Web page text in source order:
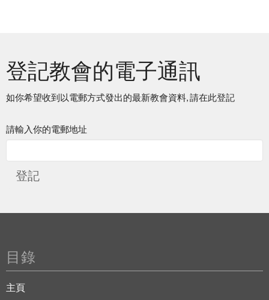
登記教會的電子通訊
如你希望收到以電郵方式發出的最新教會資料, 請在此登記
請輸入你的電郵地址
登記
目錄
主頁